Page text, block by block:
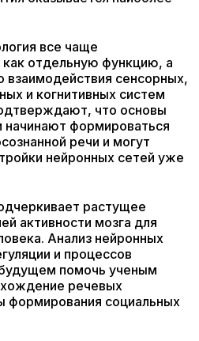
все чаще
как отдельную функцию, а
взаимодействия сенсорных,
и когнитивных систем
что основы
формироваться
речи и могут
нейронных сетей уже
растущее
активности мозга для
Анализ нейронных
и процессов
помочь ученым
речевых
формирования социальных